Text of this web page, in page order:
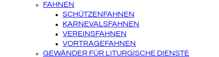
FAHNEN
SCHÜTZENFAHNEN
KARNEVALSFAHNEN
VEREINSFAHNEN
VORTRAGEFAHNEN
GEWÄNDER FÜR LITURGISCHE DIENSTE